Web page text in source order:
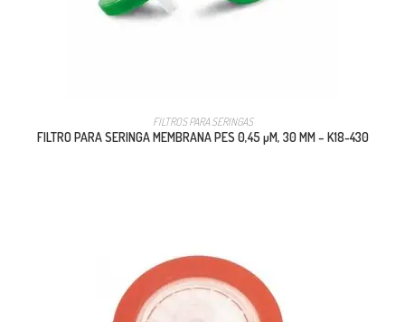
FILTROS PARA SERINGAS
FILTRO PARA SERINGA MEMBRANA PES 0,45 µM, 30 MM – K18-430